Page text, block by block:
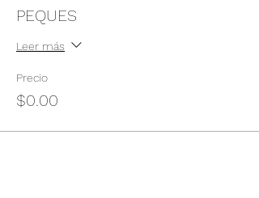
PEQUES
Leer más
Precio
$0.00